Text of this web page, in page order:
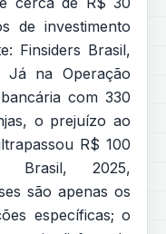
de investimento
Finsiders Brasil,
Já na Operação
com 330
o prejuízo ao
R$ 100
Brasil, 2025,
são apenas os
específicas; o